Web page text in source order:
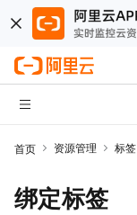
首页 资源管理 标签
绑定标签